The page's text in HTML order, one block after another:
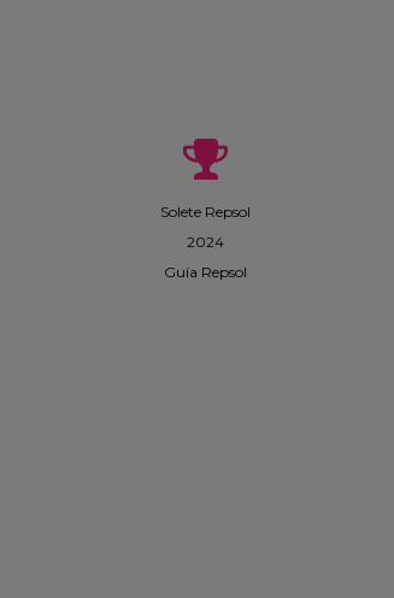
Solete Repsol
2024
Guía Repsol